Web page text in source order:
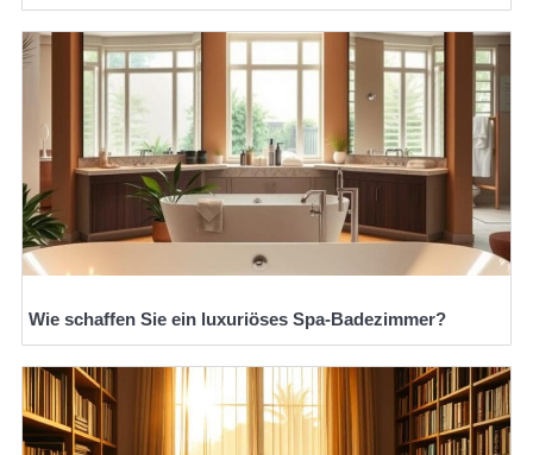
Wie schaffen Sie ein luxuriöses Spa-Badezimmer?